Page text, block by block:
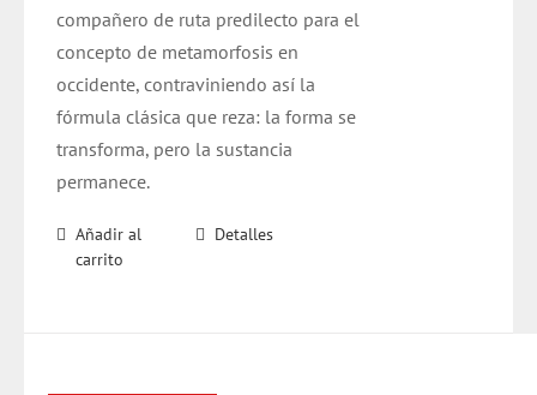
compañero de ruta predilecto para el
concepto de metamorfosis en
occidente, contraviniendo así la
fórmula clásica que reza: la forma se
transforma, pero la sustancia
permanece.
Añadir al
carrito
Detalles